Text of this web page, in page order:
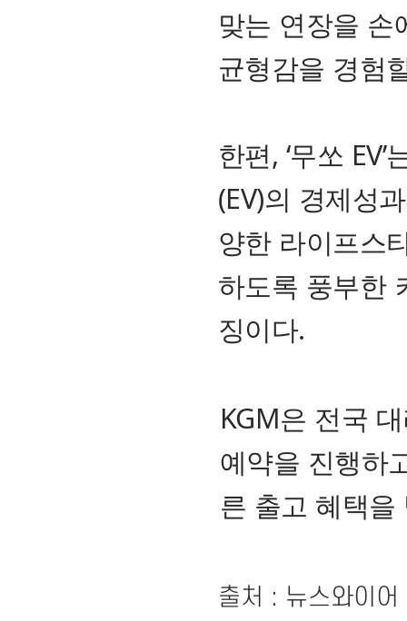
맞는 연장을
균형감을 경험
한편, ‘무쏘
(EV)의 경제성
양한 라이프스
하도록 풍부한
징이다.
KGM은 전국
예약을 진행하
른 출고 혜택
출처 : 뉴스와이어